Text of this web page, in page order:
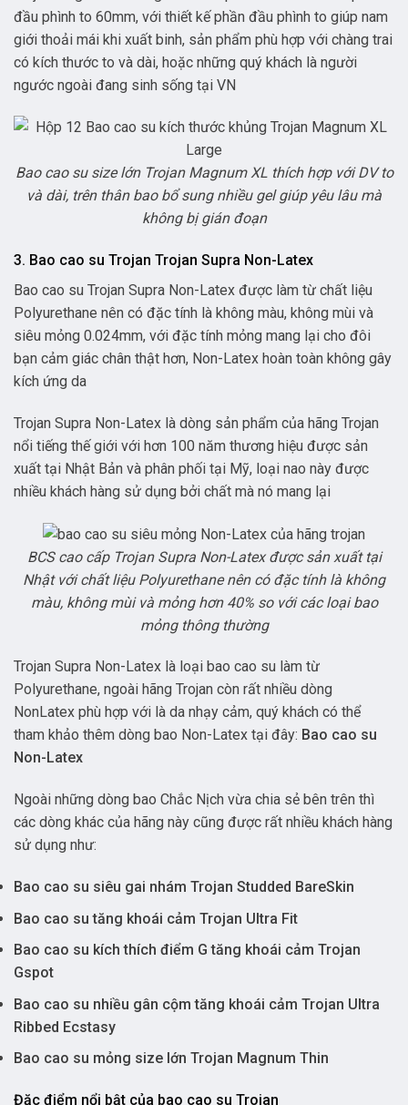
đầu phình to 60mm, với thiết kế phần đầu phình to giúp nam
giới thoải mái khi xuất binh, sản phẩm phù hợp với chàng trai
có kích thước to và dài, hoặc những quý khách là người
ngước ngoài đang sinh sống tại VN
Bao cao su size lớn Trojan Magnum XL thích hợp với DV to
và dài, trên thân bao bổ sung nhiều gel giúp yêu lâu mà
không bị gián đoạn
3. Bao cao su Trojan Trojan Supra Non-Latex
Bao cao su Trojan Supra Non-Latex được làm từ chất liệu
Polyurethane nên có đặc tính là không màu, không mùi và
siêu mỏng 0.024mm, với đặc tính mỏng mang lại cho đôi
bạn cảm giác chân thật hơn, Non-Latex hoàn toàn không gây
kích ứng da
Trojan Supra Non-Latex là dòng sản phẩm của hãng Trojan
nổi tiếng thế giới với hơn 100 năm thương hiệu được sản
xuất tại Nhật Bản và phân phối tại Mỹ, loại nao này được
nhiều khách hàng sử dụng bởi chất mà nó mang lại
BCS cao cấp Trojan Supra Non-Latex được sản xuất tại
Nhật với chất liệu Polyurethane nên có đặc tính là không
màu, không mùi và mỏng hơn 40% so với các loại bao
mỏng thông thường
Trojan Supra Non-Latex là loại bao cao su làm từ
Polyurethane, ngoài hãng Trojan còn rất nhiều dòng
NonLatex phù hợp với là da nhạy cảm, quý khách có thể
tham khảo thêm dòng bao Non-Latex tại đây: Bao cao su
Non-Latex
Ngoài những dòng bao Chắc Nịch vừa chia sẻ bên trên thì
các dòng khác của hãng này cũng được rất nhiều khách hàng
sử dụng như:
Bao cao su siêu gai nhám Trojan Studded BareSkin
Bao cao su tăng khoái cảm Trojan Ultra Fit
Bao cao su kích thích điểm G tăng khoái cảm Trojan
Gspot
Bao cao su nhiều gân cộm tăng khoái cảm Trojan Ultra
Ribbed Ecstasy
Bao cao su mỏng size lớn Trojan Magnum Thin
Đặc điểm nổi bật của bao cao su Trojan